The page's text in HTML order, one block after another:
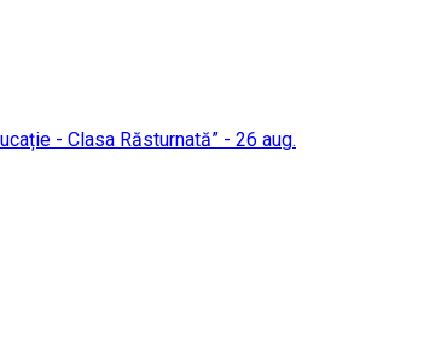
- Clasa Răsturnată” - 26 aug.